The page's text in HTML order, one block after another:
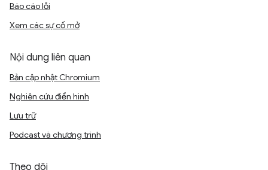
Báo cáo lỗi
Xem các sự cố mở
Nội dung liên quan
Bản cập nhật Chromium
Nghiên cứu điển hình
Lưu trữ
Podcast và chương trình
Theo dõi